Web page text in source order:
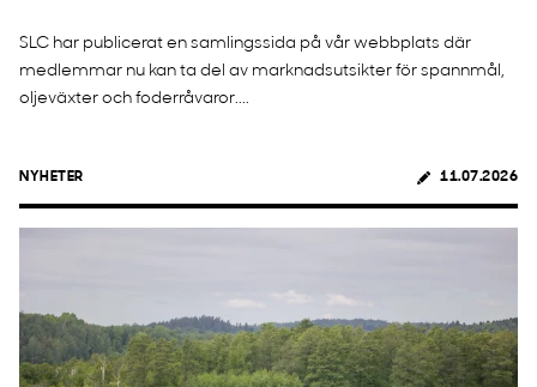
SLC har publicerat en samlingssida på vår webbplats där
medlemmar nu kan ta del av marknadsutsikter för spannmål,
oljeväxter och foderråvaror....
NYHETER 11.07.2026